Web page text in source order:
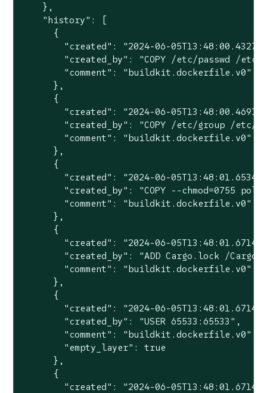
    },
    "history": [
      {
"created": "2024-06-
"created_by": "COPY /etc/passwd /etc/
        "comment": "buildkit.dockerfile.v0"
      },
      {
"created": "2024-06-
"created_by": "COPY /etc/group /etc/
        "comment": "buildkit.dockerfile.v0"
      },
      {
"created": "2024-06-
"created_by": "COPY --chmod=0755
        "comment": "buildkit.dockerfile.v0"
      },
      {
"created": "2024-06-
"created_by": "ADD Cargo.lock /
        "comment": "buildkit.dockerfile.v0"
      },
      {
"created": "2024-06-
        "created_by": "USER 65533:65533",
        "comment": "buildkit.dockerfile.v0",
        "empty_layer": true
      },
      {
"created": "2024-06-